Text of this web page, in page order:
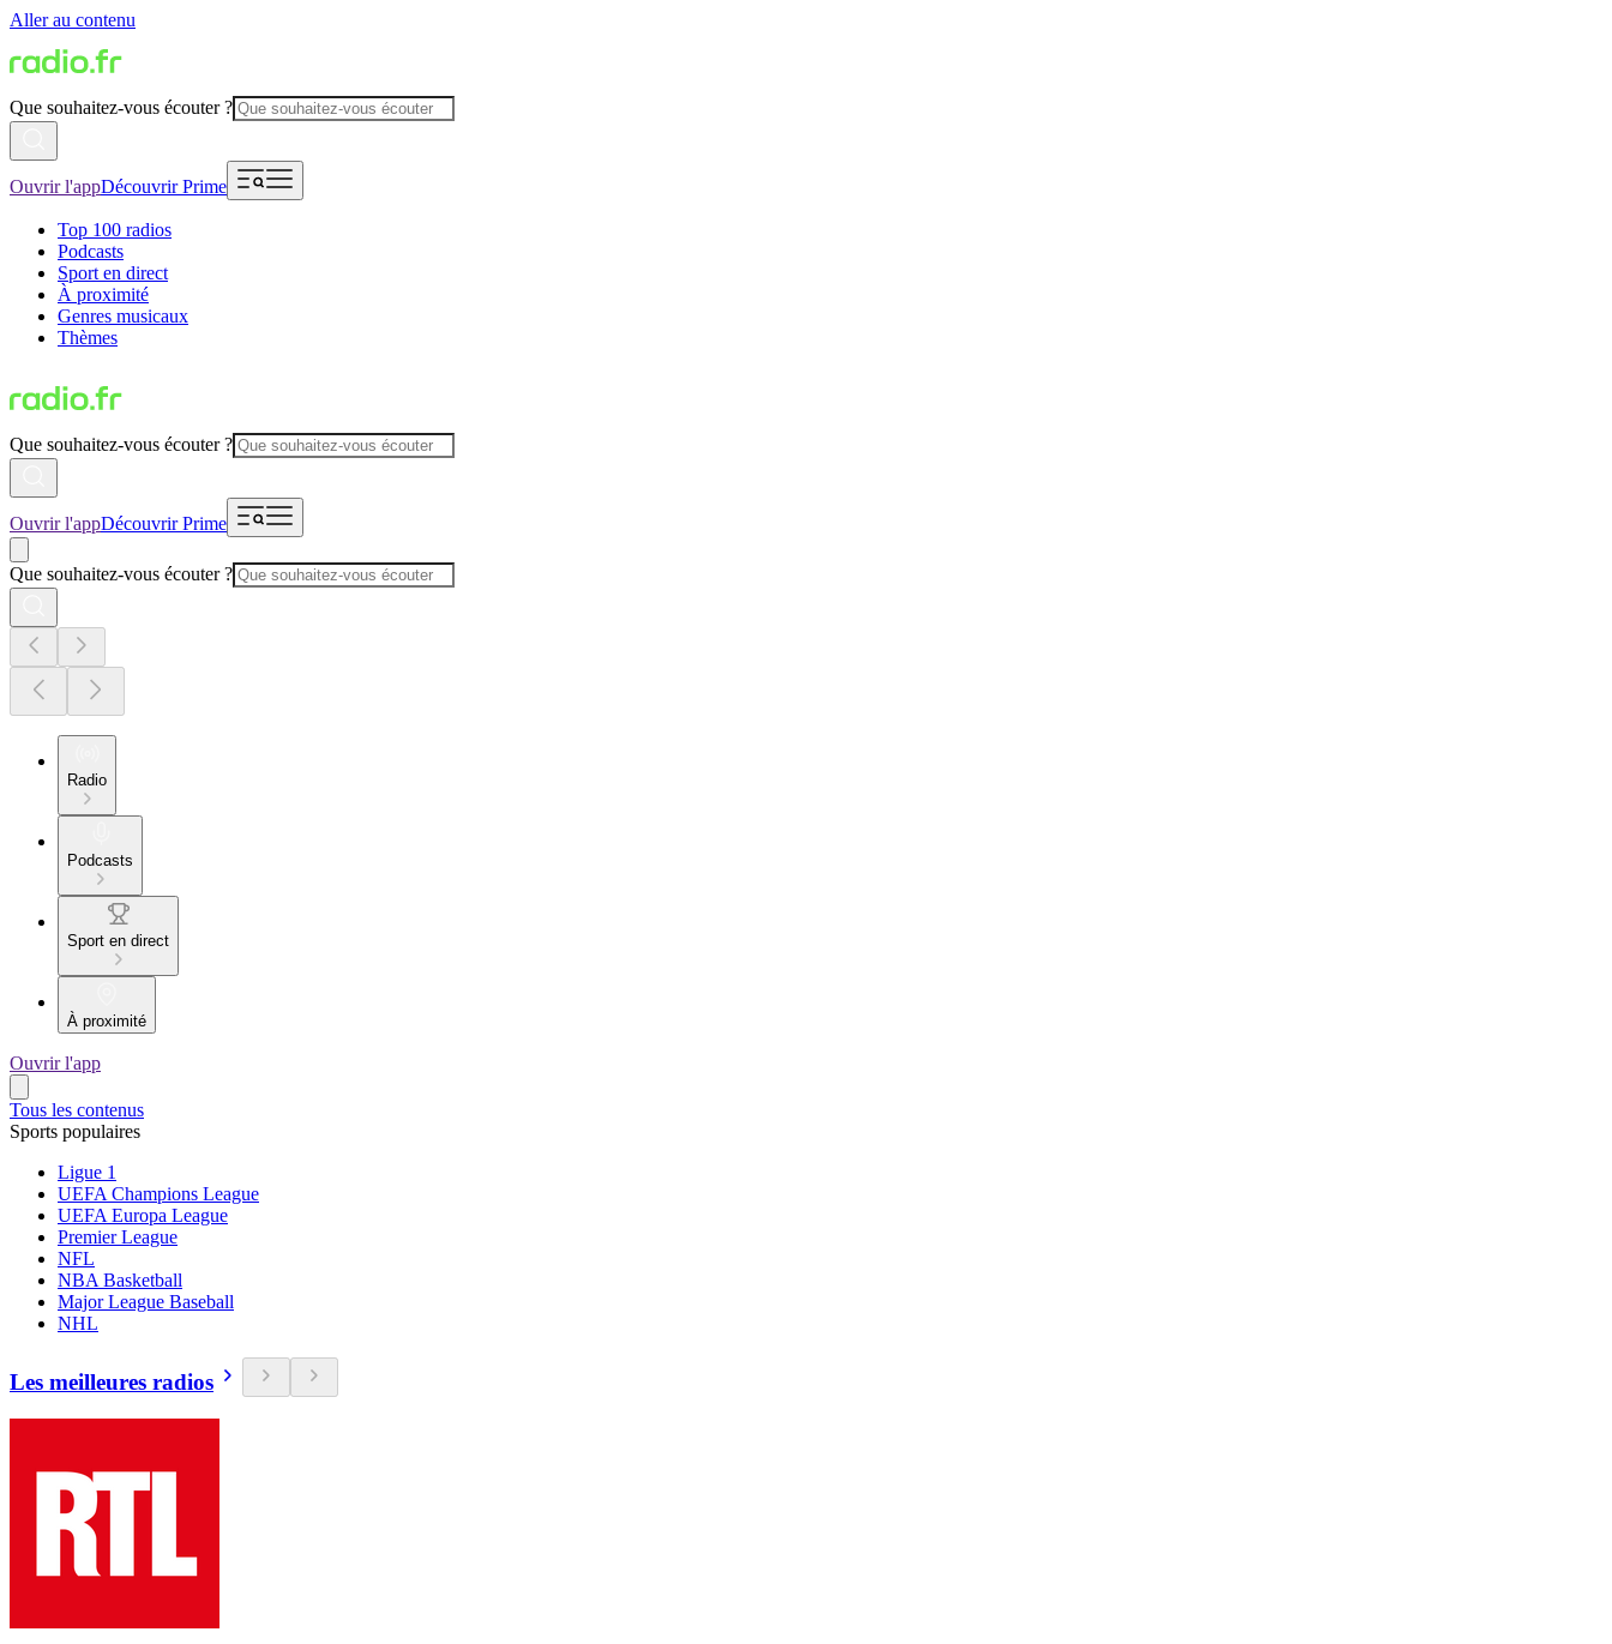
Aller au contenu
Que souhaitez-vous écouter ?
Ouvrir l'appDécouvrir Prime
Top 100 radios
Podcasts
Sport en direct
À proximité
Genres musicaux
Thèmes
Que souhaitez-vous écouter ?
Ouvrir l'appDécouvrir Prime
Que souhaitez-vous écouter ?
Radio
Podcasts
Sport en direct
À proximité
Ouvrir l'app
Tous les contenus
Sports populaires
Ligue 1
UEFA Champions League
UEFA Europa League
Premier League
NFL
NBA Basketball
Major League Baseball
NHL
Les meilleures radios